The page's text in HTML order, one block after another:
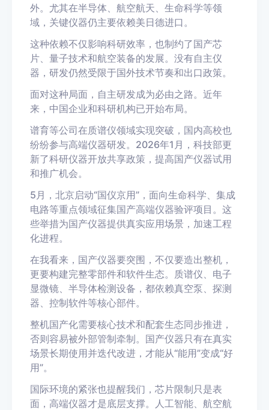
外。尤其在半导体、航空航天、生命科学等领
域，关键仪器仍主要依赖美日德进口。
这种依赖不仅影响科研效率，也制约了国产芯
片、量子技术和航空装备的发展。没有自主仪
器，研发仍然受限于国外技术节奏和出口政策。
面对这种局面，自主研发成为必由之路。近年
来，中国企业和科研机构已开始布局。
谱育等公司在质谱仪领域实现突破，国内高校也
纷纷参与高端仪器研发。2026年1月，科技部更
新了科研仪器开放共享政策，提高国产仪器试用
和推广机会。
5月，北京启动“国仪京用”，面向生命科学、集成
电路等重点领域征集国产高端仪器验评项目。这
些举措为国产仪器提供真实应用场景，加速工程
化进程。
在我看来，国产仪器要突围，不仅要造出整机，
更要构建完整零部件和软件生态。质谱仪、电子
显微镜、半导体检测设备，都依赖真空泵、探测
器、控制软件等核心部件。
整机国产化需要核心技术和配套生态同步推进，
否则容易被外部管制牵制。国产仪器只有在真实
场景长期使用并迭代改进，才能从“能用”变成“好
用”。
国际环境的紧张也提醒我们，芯片限制只是表
面，高端仪器才是底层支撑。人工智能、航空航